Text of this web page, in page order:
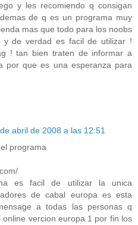
y les recomiendo q consigan
de q es un programa muy
mas que todo para los noobs
de verdad es facil de utilizar !
! tan bien traten de informar a
por que es una esperanza para
abril de 2008 a las 12:51
programa
es facil de utilizar la unica
de cabal europa es esta
a todas las personas q
vercion europa 1 por fin los